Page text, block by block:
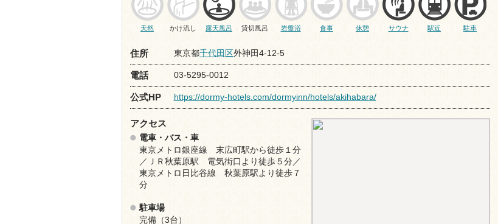
天然 かけ流し 露天風呂 貸切風呂 岩盤浴 食事 休憩 サウナ 駅近 駐車
住所 東京都千代田区外神田4-12-5
電話 03-5295-0012
公式HP https://dormy-hotels.com/dormyinn/hotels/akihabara/
アクセス
電車・バス・車
東京メトロ銀座線 末広町駅から徒歩１分
／ＪＲ秋葉原駅 電気街口より徒歩５分／
東京メトロ日比谷線 秋葉原駅より徒歩７
分
駐車場
完備（3台）